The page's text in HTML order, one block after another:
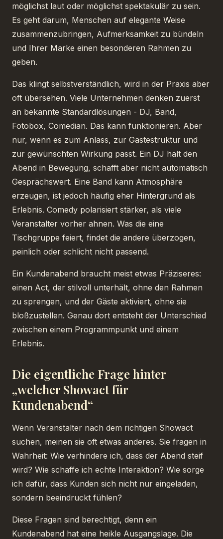
möglichst laut oder möglichst spektakulär zu sein.
Es geht darum, Menschen auf elegante Weise
zusammenzubringen, Aufmerksamkeit zu bündeln
und Ihrer Marke einen besonderen Rahmen zu
geben.
Das klingt selbstverständlich, wird in der Praxis aber
oft übersehen. Viele Unternehmen denken zuerst
an bekannte Standardlösungen - DJ, Band,
Fotobox, Comedian. Das kann funktionieren. Aber
nur, wenn es zum Anlass, zur Gästestruktur und
zur gewünschten Wirkung passt. Ein DJ hält den
Abend in Bewegung, schafft aber nicht automatisch
Gesprächswert. Eine Band kann Atmosphäre
erzeugen, ist jedoch häufig eher Hintergrund als
Erlebnis. Comedy polarisiert stärker, als viele
Veranstalter vorher ahnen. Was die eine
Tischgruppe feiert, findet die andere überzogen,
peinlich oder schlicht nicht passend.
Ein Kundenabend braucht meist etwas Präziseres:
einen Act, der stilvoll unterhält, ohne den Rahmen
zu sprengen, und der Gäste aktiviert, ohne sie
bloßzustellen. Genau dort entsteht der Unterschied
zwischen einem Programmpunkt und einem
Erlebnis.
Die eigentliche Frage hinter
„welcher Showact für
Kundenabend“
Wenn Veranstalter nach dem richtigen Showact
suchen, meinen sie oft etwas anderes. Sie fragen in
Wahrheit: Wie verhindere ich, dass der Abend steif
wird? Wie schaffe ich echte Interaktion? Wie sorge
ich dafür, dass Kunden sich nicht nur eingeladen,
sondern beeindruckt fühlen?
Diese Fragen sind berechtigt, denn ein
Kundenabend hat eine heikle Ausgangslage. Die